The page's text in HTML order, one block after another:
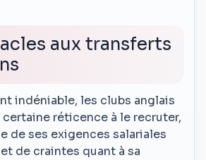
aux transferts
indéniable, les clubs anglais
réticence à le recruter,
de ses exigences salariales
de craintes quant à sa